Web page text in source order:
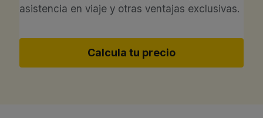
asistencia en viaje y otras ventajas exclusivas.
Calcula tu precio